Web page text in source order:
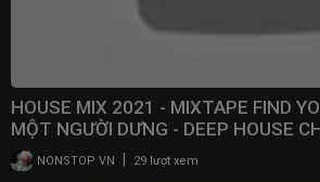
HOUSE MIX 2021 - MIXTAPE FIND
MỘT NGƯỜI DƯNG - DEEP HOUSE
NONSTOP VN 29 lượt xem